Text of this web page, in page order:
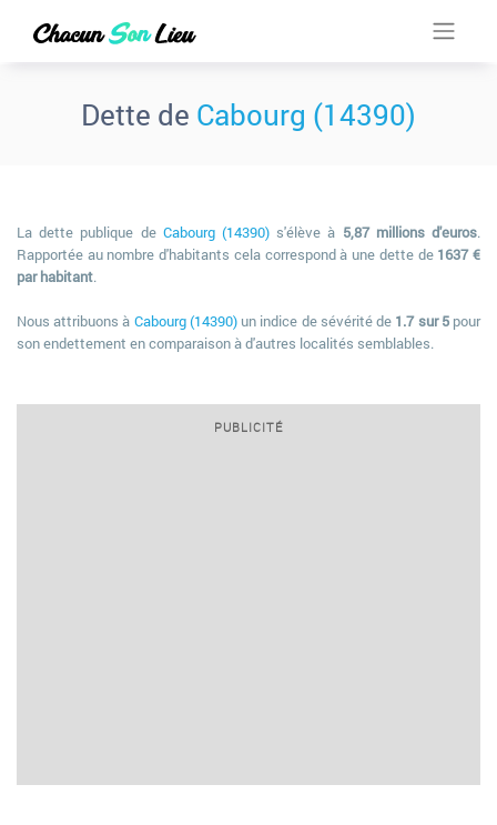
Dette de Cabourg (14390)
La dette publique de Cabourg (14390) s'élève à 5,87 millions d'euros.
Rapportée au nombre d'habitants cela correspond à une dette de 1637 €
par habitant.
Nous attribuons à Cabourg (14390)un indice de sévérité de 1.7 sur 5pour
son endettement en comparaison à d'autres localités semblables.
PUBLICITÉ